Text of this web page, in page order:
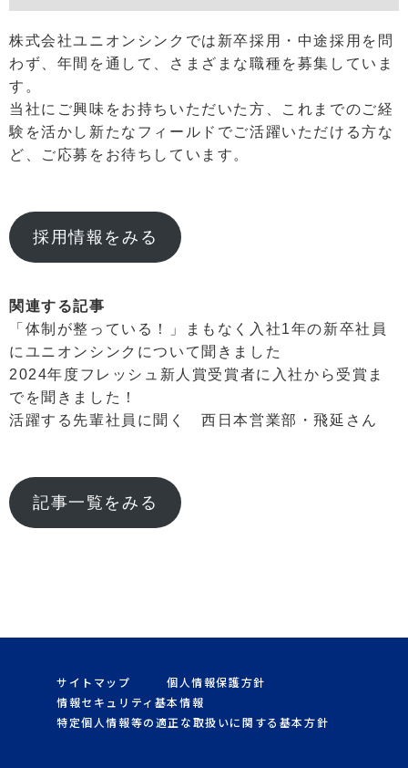
株式会社ユニオンシンクでは新卒採用・中途採用を問
わず、年間を通して、さまざまな職種を募集していま
す。
当社にご興味をお持ちいただいた方、これまでのご経
験を活かし新たなフィールドでご活躍いただける方な
ど、ご応募をお待ちしています。
採用情報をみる
関連する記事
「体制が整っている！」まもなく入社1年の新卒社員
にユニオンシンクについて聞きました
2024年度フレッシュ新人賞受賞者に入社から受賞ま
でを聞きました！
活躍する先輩社員に聞く 西日本営業部・飛延さん
記事一覧をみる
サイトマップ
個人情報保護方針
情報セキュリティ基本情報
特定個人情報等の適正な取扱いに関する基本方針